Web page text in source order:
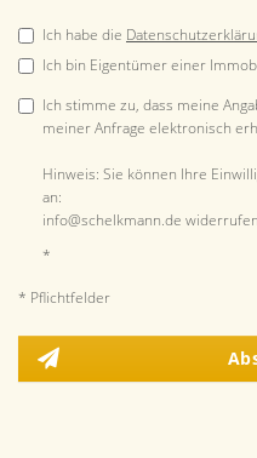
Ich habe die
Ich bin Eigentümer einer
Ich stimme zu, dass meine
meiner Anfrage elektronisch
Hinweis: Sie können Ihre
an:
info@schelkmann.de widerrufen
*
* Pflichtfelder